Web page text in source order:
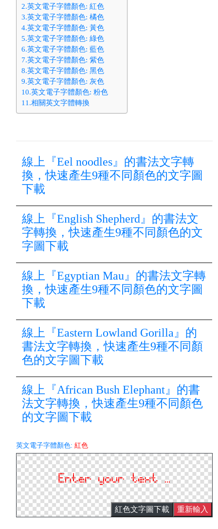
2.英文電子字體顏色: 紅色
3.英文電子字體顏色: 橘色
4.英文電子字體顏色: 黃色
5.英文電子字體顏色: 綠色
6.英文電子字體顏色: 藍色
7.英文電子字體顏色: 紫色
8.英文電子字體顏色: 黑色
9.英文電子字體顏色: 灰色
10.英文電子字體顏色: 粉色
11.相關英文字體轉換
線上『Eel noodles』的書法文字轉
換，快速產生9種不同顏色的文字圖
下載
線上『English Shepherd』的書法文
字轉換，快速產生9種不同顏色的文
字圖下載
線上『Egyptian Mau』的書法文字轉
換，快速產生9種不同顏色的文字圖
下載
線上『Eastern Lowland Gorilla』的
書法文字轉換，快速產生9種不同顏
色的文字圖下載
線上『African Bush Elephant』的書
法文字轉換，快速產生9種不同顏色
的文字圖下載
英文電子字體顏色:紅色
紅色文字圖下載 重新輸入